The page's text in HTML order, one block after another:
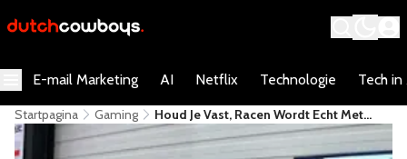
E-mail Marketing AI Netflix Technologie Tech in
Startpagina Gaming
Houd Je Vast, Racen Wordt Echt Met
Playseat Motion